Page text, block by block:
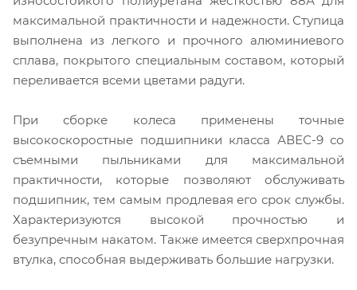
максимальной практичности и надежности. Ступица
выполнена из легкого и прочного алюминиевого
сплава, покрытого специальным составом, который
переливается всеми цветами радуги.
При сборке колеса применены точные
высокоскоростные подшипники класса АВЕС-9 со
съемными пыльниками для максимальной
практичности, которые позволяют обслуживать
подшипник, тем самым продлевая его срок службы.
Характеризуются высокой прочностью и
безупречным накатом. Также имеется сверхпрочная
втулка, способная выдерживать большие нагрузки.